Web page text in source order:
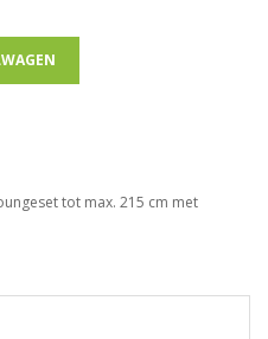
tot max. 215 cm met